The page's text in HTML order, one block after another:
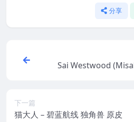
分享
Sai Westwood
下一篇
猫大人 – 碧蓝航线 独角兽 原皮